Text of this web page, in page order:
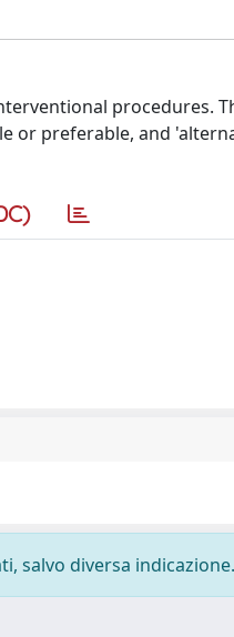
procedures.
or preferable, and
salvo diversa indicazione.